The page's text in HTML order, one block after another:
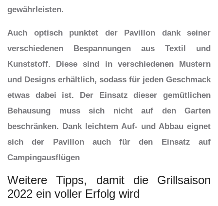
gewährleisten.
Auch optisch punktet der Pavillon dank seiner
verschiedenen Bespannungen aus Textil und
Kunststoff. Diese sind in verschiedenen Mustern
und Designs erhältlich, sodass für jeden Geschmack
etwas dabei ist. Der Einsatz dieser gemütlichen
Behausung muss sich nicht auf den Garten
beschränken. Dank leichtem Auf- und Abbau eignet
sich der Pavillon auch für den Einsatz auf
Campingausflügen
Weitere Tipps, damit die Grillsaison
2022 ein voller Erfolg wird